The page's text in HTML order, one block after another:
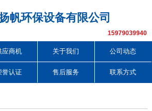
帆环保设备有限公司
15979039940
应商机 关于我们 公司动态
誉认证 售后服务 联系方式